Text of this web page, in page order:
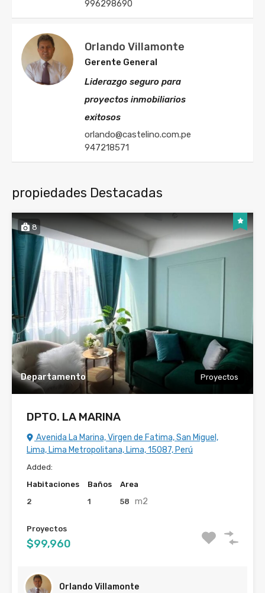
Orlando Villamonte
Gerente General
Liderazgo seguro para
proyectos inmobiliarios
exitosos
orlando@castelino.com.pe
947218571
996298690
propiedades Destacadas
8
Departamento Proyectos
DPTO. LA MARINA
Avenida La Marina, Virgen de Fatima, San Miguel,
Lima, Lima Metropolitana, Lima, 15087, Perú
Added:
Habitaciones
2
Baños
1
Area
58
m2
Proyectos
$99,960
Orlando Villamonte